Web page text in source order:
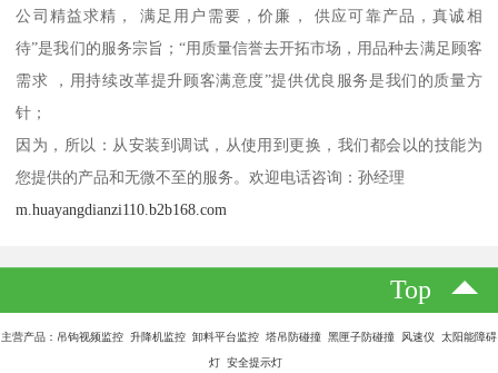
公司精益求精， 满足用户需要，价廉， 供应可靠产品，真诚相
待”是我们的服务宗旨；“用质量信誉去开拓市场，用品种去满足顾客
需求 ，用持续改革提升顾客满意度”提供优良服务是我们的质量方
针；
因为，所以：从安装到调试，从使用到更换，我们都会以的技能为
您提供的产品和无微不至的服务。欢迎电话咨询：孙经理
m.huayangdianzi110.b2b168.com
Top
主营产品：吊钩视频监控 升降机监控 卸料平台监控 塔吊防碰撞 黑匣子防碰撞 风速仪 太阳能障碍
灯 安全提示灯